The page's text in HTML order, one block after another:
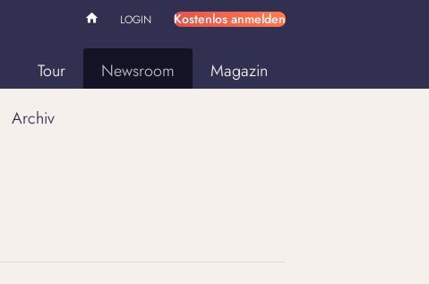
LOGIN Kostenlos anmelden
Tour Newsroom
Archiv
Magazin